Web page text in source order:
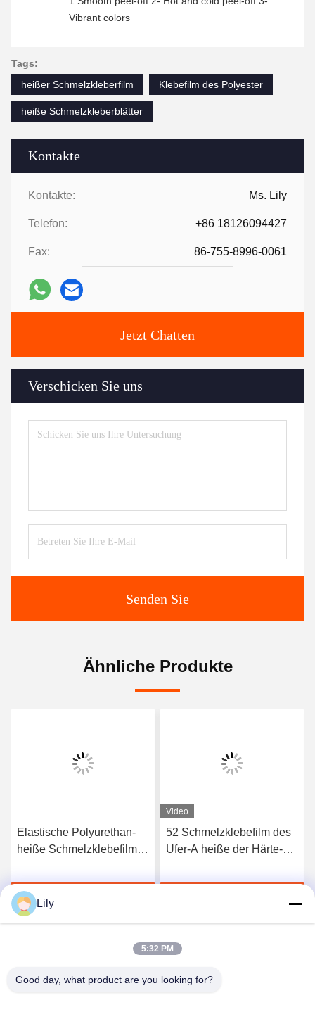
Kontakte
Kontakte: Ms. Lily
Telefon: +86 18126094427
Fax: 86-755-8996-0061
Jetzt Chatten
Verschicken Sie uns
Senden Sie
Vibrant colors
Tags:
heißer Schmelzkleberfilm
Klebefilm des Polyester
heiße Schmelzkleberblätter
Ähnliche Produkte
Elastische Polyurethan-
heiße Schmelzklebefilm
Video
52 Schmelzklebefilm des
Ufer-A heiße der Härte-
Unterwäsche
Lily
5:32 PM
Good day, what product are you looking for?